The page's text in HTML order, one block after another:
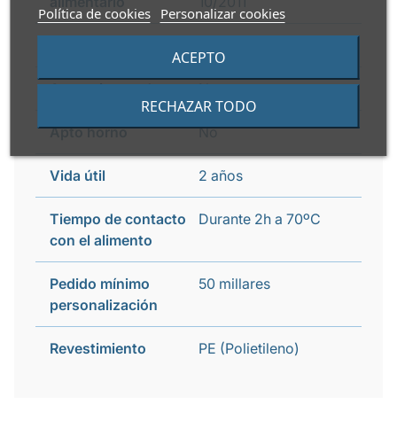
Política de cookies Personalizar cookies
RECHAZAR TODO
ACEPTO
Apto microondas No
Apto horno No
Vida útil 2 años
Tiempo de contacto
con el alimento
Durante 2h a 70ºC
Pedido mínimo
personalización
50 millares
Revestimiento PE (Polietileno)